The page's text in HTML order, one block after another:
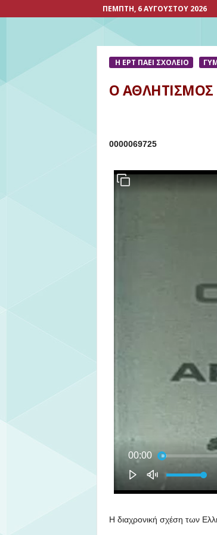
ΠΈΜΠΤΗ, 6 ΑΥΓΟΎΣΤΟΥ 2026
Η ΕΡΤ ΠΑΕΙ ΣΧΟΛΕΙΟ
Ο ΑΘΛΗΤΙΣΜΟΣ
0000069725
Η διαχρονική σχέση των